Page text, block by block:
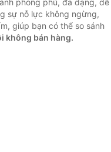
phong phú, đa dạng, dễ
sự nỗ lực không ngừng,
giúp bạn có thể so sánh
không bán hàng.